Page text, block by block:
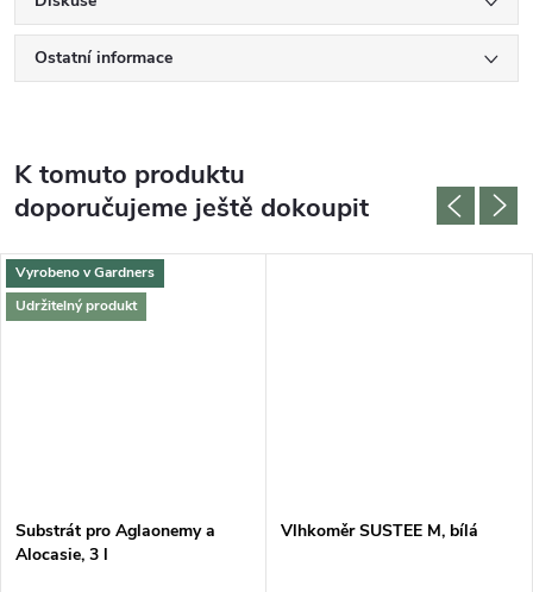
Ostatní informace
K tomuto produktu
doporučujeme ještě dokoupit
Vyrobeno v Gardners
Udržitelný produkt
Substrát pro Aglaonemy a
Alocasie, 3 l
Vlhkoměr SUSTEE M, bílá